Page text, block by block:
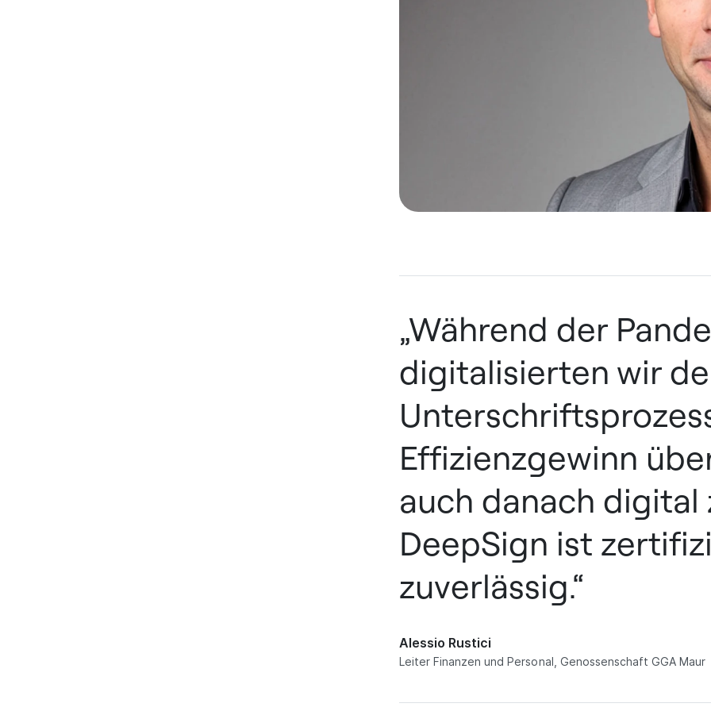
„Während der
digitalisierten wir
Effizienzgewinn
auch danach digital
DeepSign ist
zuverlässig.“
Alessio Rustici
Leiter Finanzen und Personal, Genossenschaft GGA Maur